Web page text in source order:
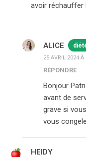
avoir réchauffer
ALICE
25 AVRIL 2024 À
RÉPONDRE
Bonjour
avant de
grave si
vous
HEIDY